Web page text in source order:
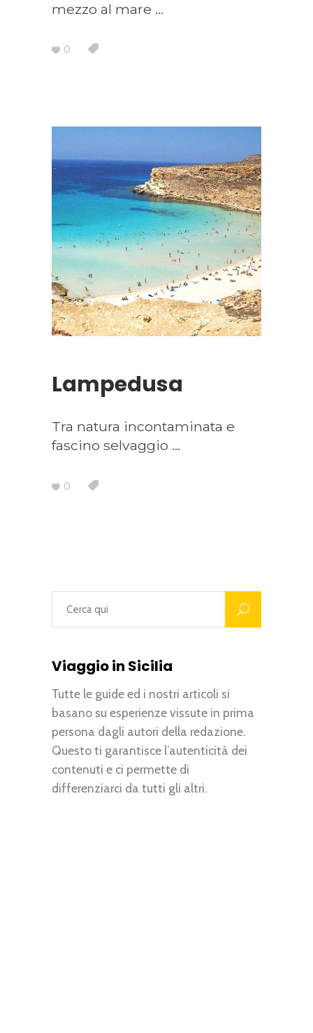
mezzo al mare
0
Lampedusa
Tra natura incontaminata e
fascino selvaggio
0
Viaggio in Sicilia
Tutte le guide ed i nostri articoli si
basano su esperienze vissute in prima
persona dagli autori della redazione.
Questo ti garantisce l’autenticità dei
contenuti e ci permette di
differenziarci da tutti gli altri.